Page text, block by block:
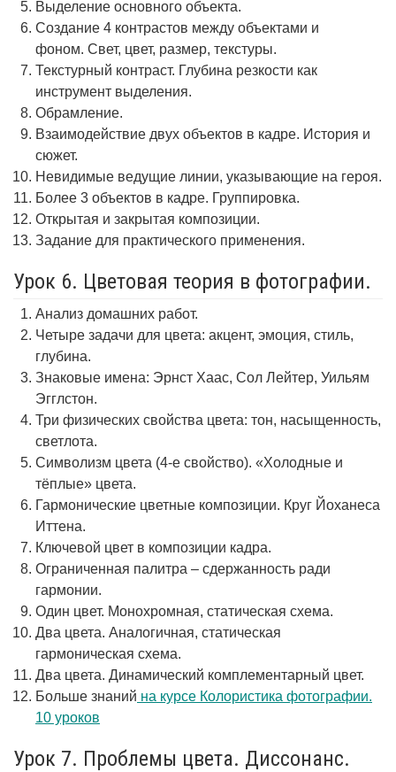
Выделение основного объекта.
Создание 4 контрастов между объектами и
фоном. Свет, цвет, размер, текстуры.
Текстурный контраст. Глубина резкости как
инструмент выделения.
Обрамление.
Взаимодействие двух объектов в кадре. История и
сюжет.
Невидимые ведущие линии, указывающие на героя.
Более 3 объектов в кадре. Группировка.
Открытая и закрытая композиции.
Задание для практического применения.
Урок 6. Цветовая теория в фотографии.
Анализ домашних работ.
Четыре задачи для цвета: акцент, эмоция, стиль,
глубина.
Знаковые имена: Эрнст Хаас, Сол Лейтер, Уильям
Эгглстон.
Три физических свойства цвета: тон, насыщенность,
светлота.
Символизм цвета (4-е свойство). «Холодные и
тёплые» цвета.
Гармонические цветные композиции. Круг Йоханеса
Иттена.
Ключевой цвет в композиции кадра.
Ограниченная палитра – сдержанность ради
гармонии.
Один цвет. Монохромная, статическая схема.
Два цвета. Аналогичная, статическая
гармоническая схема.
Два цвета. Динамический комплементарный цвет.
Больше знаний на курсе Колористика фотографии.
10 уроков
Урок 7. Проблемы цвета. Диссонанс.